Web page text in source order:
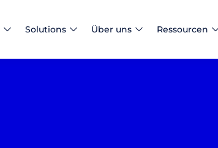
Solutions Über uns Ressourcen